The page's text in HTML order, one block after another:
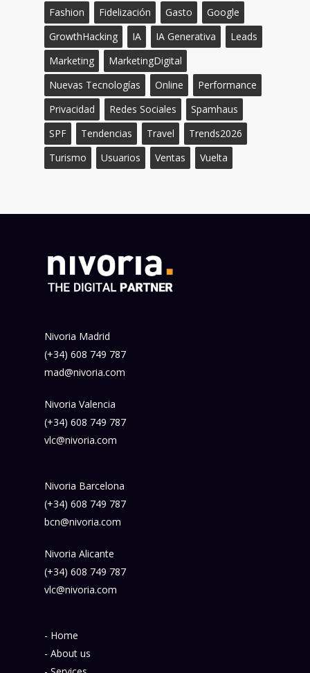
Fashion
Fidelización Gasto
Google
GrowthHacking
IA IA Generativa
Leads
Marketing
MarketingDigital
Nuevas Tecnologías
Online
Performance
Privacidad
Redes Sociales
Spamhaus
SPF
Tendencias Travel
Trends2026
Turismo
Usuarios Ventas Vuelta
Nivoria Madrid
(+34) 608 749 787
mad@nivoria.com
Nivoria Valencia
(+34) 608 749 787
vlc@nivoria.com
Nivoria Barcelona
(+34) 608 749 787
bcn@nivoria.com
Nivoria Alicante
(+34) 608 749 787
vlc@nivoria.com
- Home
- About us